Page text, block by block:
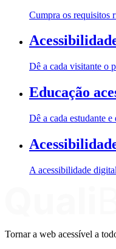
Cumpra os requisitos
Dê a cada visitante o
Educação
Dê a cada estudante
A acessibilidade
Tornar a web acessível a